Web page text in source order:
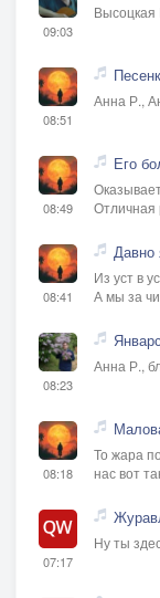
09:03
Высоцкая
08:51
Анна Р.,
08:49
Его
Отличная
08:41
Давно
Из уст в
А мы за
08:23
Анна Р.,
08:18
То жара
нас вот
07:17
Ну ты